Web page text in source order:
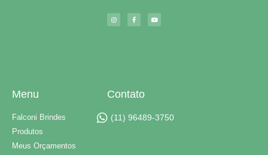
Menu
Falconi Brindes
Produtos
Meus Orçamentos
Contato
(11) 96489-3750